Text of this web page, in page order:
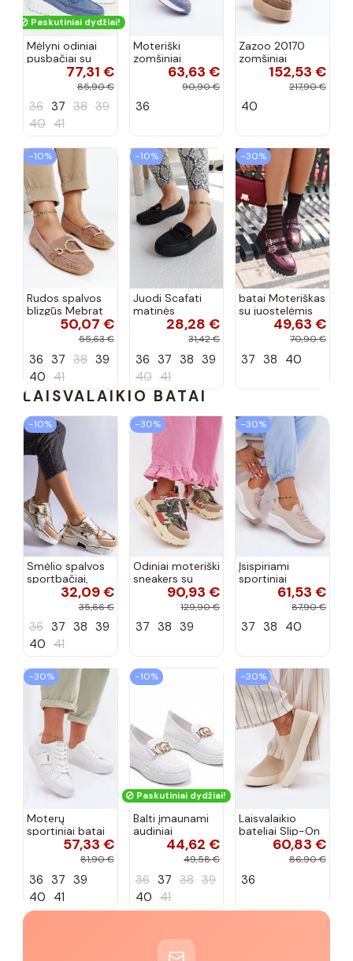
Paskutiniai dydžiai!
Mėlyni odiniai
pusbačiai su
dekoratyvine
sagtimi Taija
77,31 €
85,90 €
36 37 38 39
40 41
Moteriški
zomšiniai
mokasinai
Demela mėlynos
63,63 €
90,90 €
36
Zazoo 20170
zomšiniai
bateliai su
kulniukais smėlio
152,53 €
217,90 €
40
−10%
Rudos spalvos
blizgūs Mebrat
bateliai50,07 €
55,63 €
36 37 38 39
40 41
−10%
Juodi Scafati
matinės
apdailos bateliai
28,28 €
31,42 €
36 37 38 39
40 41
−30%
batai Moteriškas
su juostelėmis
su lako efektu
bordo spalvos
49,63 €
70,90 €
37 38 40
LAISVALAIKIO BATAI
−10%
Smėlio spalvos
sportbačiai,
dekoruoti Valdez
cirkonio virvele
32,09 €
35,66 €
36 37 38 39
40 41
−30%
Odiniai moteriški
sneakers su
platforma D&A
CR61-3133
90,93 €
129,90 €
37 38 39
−30%
Įsispiriami
sportiniai
bateliai Kobbo
102425 smėlio
61,53 €
87,90 €
37 38 40
−30%
Moterų
sportiniai batai
su ažūro
elementais Big
baltos spalvos
57,33 €
81,90 €
36 37 39
40 41
−10%
Paskutiniai dydžiai!
Balti įmaunami
audiniai
sportbačiai su
44,62 €
49,58 €
36 37 38 39
40 41
−30%
Laisvalaikio
bateliai Slip-On
Big Star
RR274721 smėlio
60,83 €
86,90 €
36